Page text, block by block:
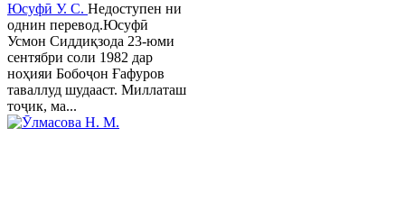
Юсуфӣ У. C. Недоступен ни
однин перевод.Юсуфӣ
Усмон Сиддиқзода 23-юми
сентябри соли 1982 дар
ноҳияи Бобоҷон Ғафуров
таваллуд шудааст. Миллаташ
тоҷик, ма...